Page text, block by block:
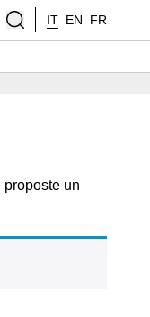
IT EN FR
un